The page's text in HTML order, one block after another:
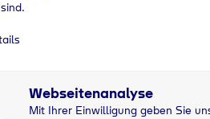
Pfandflasche
Webseitenanalyse
Mit Ihrer Einwilligung geben Sie